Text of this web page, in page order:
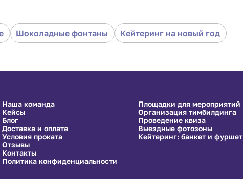
Шоколадные фонтаны Кейтеринг на новый год
Наша команда
Кейсы
Блог
Доставка и оплата
Условия проката
Отзывы
Контакты
Политика конфиденциальности
Площадки для мероприятий
Организация тимбилдинга
Проведение квиза
Выездные фотозоны
Кейтеринг: банкет и фуршет